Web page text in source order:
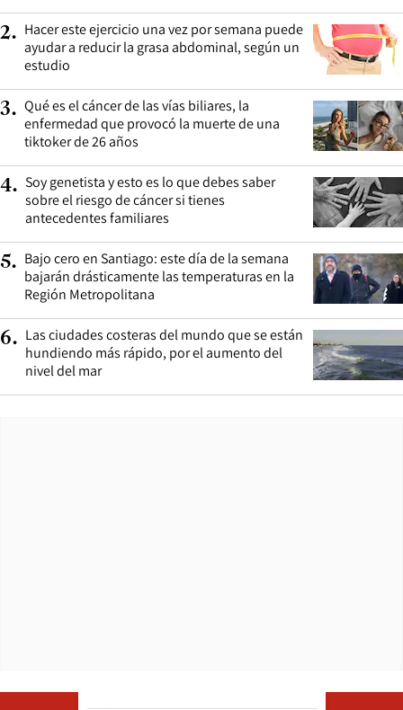
2. Hacer este ejercicio una vez por semana puede
ayudar a reducir la grasa abdominal, según un
estudio
3. Qué es el cáncer de las vías biliares, la
enfermedad que provocó la muerte de una
tiktoker de 26 años
4. Soy genetista y esto es lo que debes saber
sobre el riesgo de cáncer si tienes
antecedentes familiares
5. Bajo cero en Santiago: este día de la semana
bajarán drásticamente las temperaturas en la
Región Metropolitana
6. Las ciudades costeras del mundo que se están
hundiendo más rápido, por el aumento del
nivel del mar